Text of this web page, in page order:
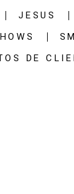
JESUS
DE